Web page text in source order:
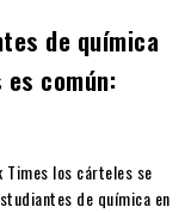
de química
común:
Times los cárteles se
de química en